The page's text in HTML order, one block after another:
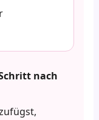
nach